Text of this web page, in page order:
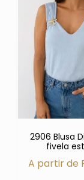
2906 Blusa
fivela
A partir de